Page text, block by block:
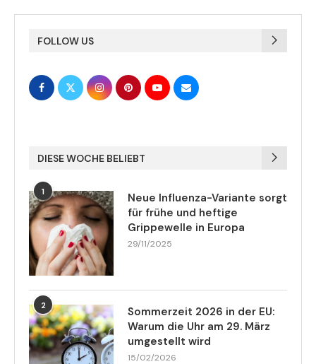
FOLLOW US
DIESE WOCHE BELIEBT
1
Neue Influenza-Variante sorgt
für frühe und heftige
Grippewelle in Europa
29/11/2025
2
Sommerzeit 2026 in der EU:
Warum die Uhr am 29. März
umgestellt wird
15/02/2026